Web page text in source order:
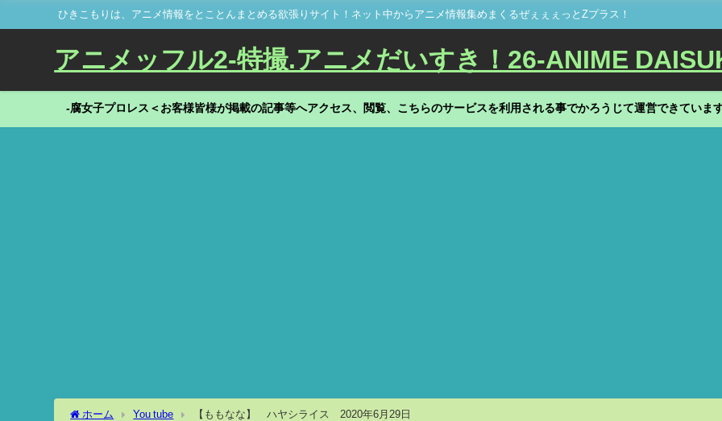
ひきこもりは、アニメ情報をとことんまとめる欲張りサイト！ネット中からアニメ情報集めまくるぜぇぇぇっとZプラス！
アニメッフル2-特撮.アニメだいすき！26-ANIME
-腐女子プロレス＜お客様皆様が掲載の記事等へアクセス、閲覧、こちらのサービスを利用される事でかろうじて運営できていま
ホーム You tube 【ももなな】 ハヤシライス 2020年6月29日